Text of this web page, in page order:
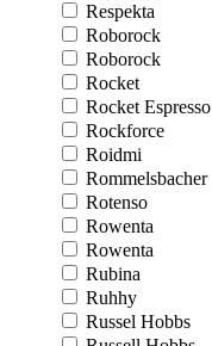
Respekta
Roborock
Roborock
Rocket
Rocket Espresso
Rockforce
Roidmi
Rommelsbacher
Rotenso
Rowenta
Rowenta
Rubina
Ruhhy
Russel Hobbs